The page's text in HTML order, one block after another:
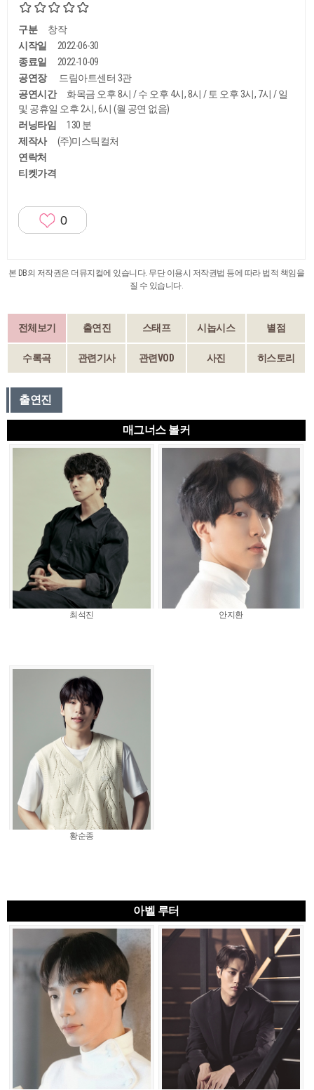
구분
창작
시작일
2022-06-30
종료일
2022-10-09
공연장
드림아트센터 3관
공연시간
화목금 오후 8시 / 수 오후 4시, 8시 / 토 오후 3시, 7시 / 일
및 공휴일 오후 2시, 6시 (월 공연 없음)
러닝타임
130 분
제작사
(주)미스틱컬처
연락처
티켓가격
0
본 DB의 저작권은 더뮤지컬에 있습니다. 무단 이용시 저작권법 등에 따라 법적 책임을
질 수 있습니다.
전체보기 출연진 스태프 시놉시스 별점
수록곡 관련기사 관련VOD 사진 히스토리
출연진
매그너스 볼커
최석진 안지환
황순종
아벨 루터